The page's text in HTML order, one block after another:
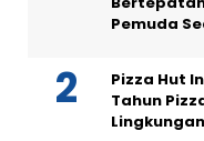
Pemuda
Pizza Hut
Tahun
Lingkungan